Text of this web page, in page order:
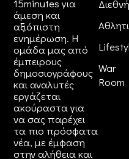
15minutes για
άμεση και
αξιόπιστη
ενημέρωση. Η
ομάδα μας από
έμπειρους
δημοσιογράφους
και αναλυτές
εργάζεται
ακούραστα για
να σας παρέχει
τα πιο πρόσφατα
νέα, με έμφαση
στην αλήθεια και
Διεθνή
War
Room